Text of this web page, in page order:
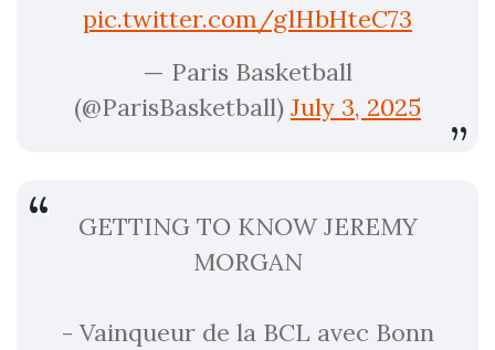
pic.twitter.com/glHbHteC73
— Paris Basketball
(@ParisBasketball) July 3, 2025
GETTING TO KNOW JEREMY
MORGAN
- Vainqueur de la BCL avec Bonn